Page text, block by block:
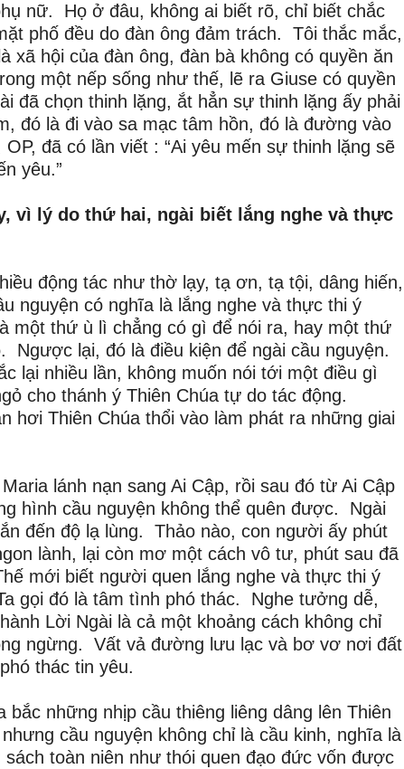
nữ. Họ ở đâu, không ai biết rõ, chỉ biết chắc
phố đều do đàn ông đảm trách. Tôi thắc mắc,
xã hội của đàn ông, đàn bà không có quyền ăn
một nếp sống như thế, lẽ ra Giuse có quyền
đã chọn thinh lặng, ắt hẳn sự thinh lặng ấy phải
đó là đi vào sa mạc tâm hồn, đó là đường vào
đã có lần viết : “Ai yêu mến sự thinh lặng sẽ
yêu.”
vì lý do thứ hai, ngài biết lắng nghe và thực
động tác như thờ lạy, tạ ơn, tạ tội, dâng hiến,
nguyện có nghĩa là lắng nghe và thực thi ý
một thứ ù lì chẳng có gì để nói ra, hay một thứ
Ngược lại, đó là điều kiện để ngài cầu nguyện.
lại nhiều lần, không muốn nói tới một điều gì
cho thánh ý Thiên Chúa tự do tác động.
hơi Thiên Chúa thổi vào làm phát ra những giai
lánh nạn sang Ai Cập, rồi sau đó từ Ai Cập
hình cầu nguyện không thể quên được. Ngài
đến độ lạ lùng. Thảo nào, con người ấy phút
lành, lại còn mơ một cách vô tư, phút sau đã
mới biết người quen lắng nghe và thực thi ý
gọi đó là tâm tình phó thác. Nghe tưởng dễ,
Lời Ngài là cả một khoảng cách không chỉ
ngừng. Vất vả đường lưu lạc và bơ vơ nơi đất
thác tin yêu.
những nhịp cầu thiêng liêng dâng lên Thiên
cầu nguyện không chỉ là cầu kinh, nghĩa là
toàn niên như thói quen đạo đức vốn được